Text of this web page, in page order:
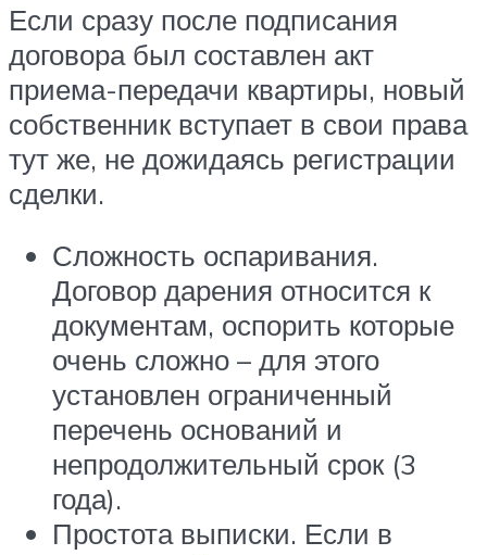
Если сразу после подписания
договора был составлен акт
приема-передачи квартиры, новый
собственник вступает в свои права
тут же, не дожидаясь регистрации
сделки.
Сложность оспаривания.
Договор дарения относится к
документам, оспорить которые
очень сложно – для этого
установлен ограниченный
перечень оснований и
непродолжительный срок (3
года).
Простота выписки. Если в